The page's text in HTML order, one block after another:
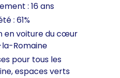
: 16 ans
: 61%
en voiture du cœur
Romaine
pour tous les
espaces verts